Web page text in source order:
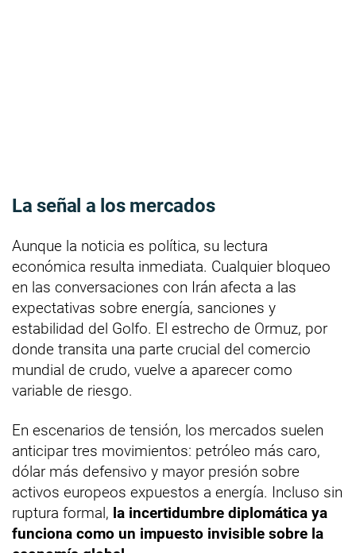
La señal a los mercados
Aunque la noticia es política, su lectura
económica resulta inmediata. Cualquier bloqueo
en las conversaciones con Irán afecta a las
expectativas sobre energía, sanciones y
estabilidad del Golfo. El estrecho de Ormuz, por
donde transita una parte crucial del comercio
mundial de crudo, vuelve a aparecer como
variable de riesgo.
En escenarios de tensión, los mercados suelen
anticipar tres movimientos: petróleo más caro,
dólar más defensivo y mayor presión sobre
activos europeos expuestos a energía. Incluso sin
ruptura formal, la incertidumbre diplomática ya
funciona como un impuesto invisible sobre la